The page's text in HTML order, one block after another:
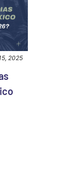
2025